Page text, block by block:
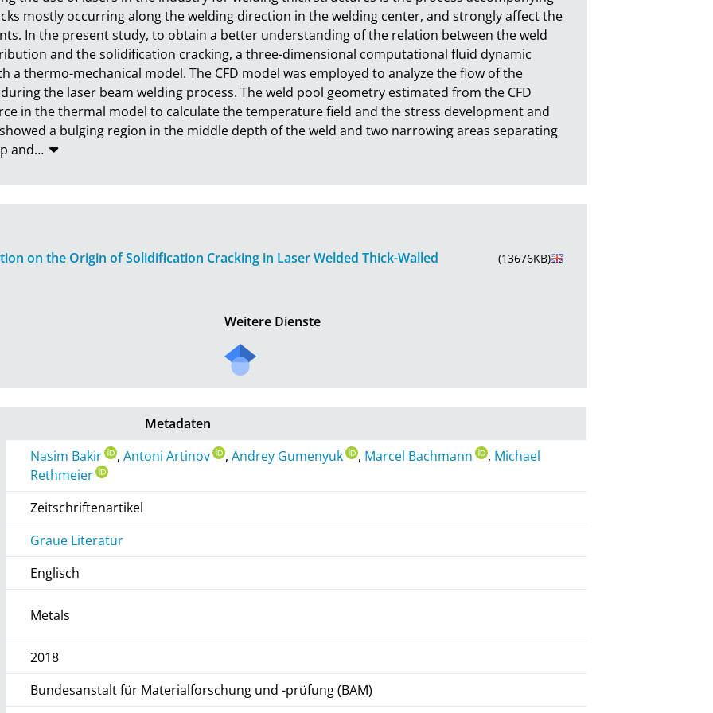
mostly occurring along the welding direction in the welding center, and strongly affect the
In the present study, to obtain a better understanding of the relation between the weld
and the solidification cracking, a three-dimensional computational fluid dynamic
a thermo-mechanical model. The CFD model was employed to analyze the flow of the
the laser beam welding process. The weld pool geometry estimated from the CFD
in the thermal model to calculate the temperature field and the stress development and
a bulging region in the middle depth of the weld and two narrowing areas separating
and…
on the Origin of Solidification Cracking in Laser Welded Thick-Walled (13676KB)
Weitere Dienste
Metadaten
Nasim Bakir
,Antoni Artinov ,Andrey Gumenyuk , Marcel Bachmann , Michael
Rethmeier
Zeitschriftenartikel
Graue Literatur
Englisch
Metals
2018
Bundesanstalt für Materialforschung und -prüfung (BAM)